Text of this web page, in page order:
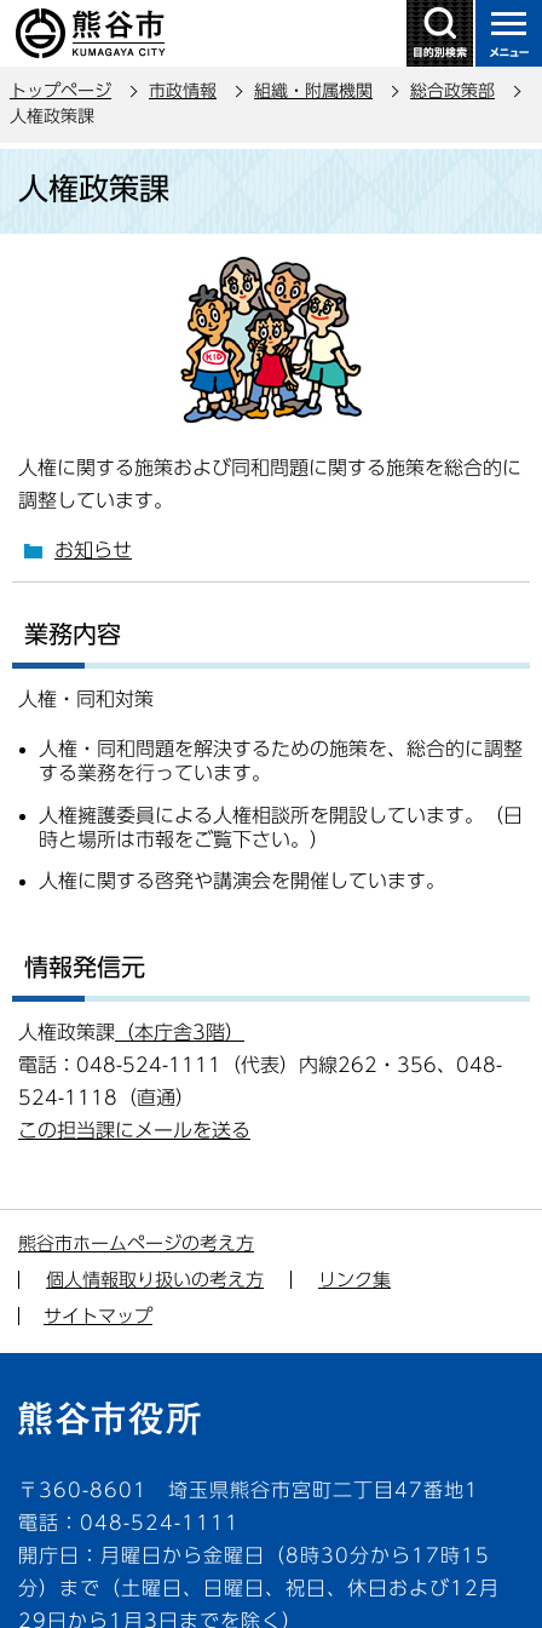
の
ー
トップページ 市政情報 組織・附属機関
総合政策部
人権政策課
人権政策課
人権に関する施策および同和問題に関する施策を総合的に
調整しています。
お知らせ
業務内容
人権・同和対策
人権・同和問題を解決するための施策を、総合的に調整
する業務を行っています。
人権擁護委員による人権相談所を開設しています。（日
時と場所は市報をご覧下さい。）
人権に関する啓発や講演会を開催しています。
情報発信元
人権政策課 （本庁舎3階）
電話：048-524-1111（代表）内線262・356、048-
524-1118（直通）
この担当課にメールを送る
熊谷市ホームページの考え方
個人情報取り扱いの考え方
リンク集
サイトマップ
〒360-8601 埼玉県熊谷市宮町二丁目47番地1
電話：048-524-1111
開庁日：月曜日から金曜日（8時30分から17時15
分）まで（土曜日、日曜日、祝日、休日および12月
29日から1月3日までを除く）